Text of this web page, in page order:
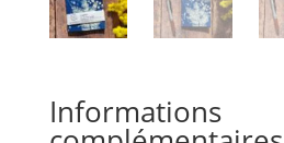
Informations